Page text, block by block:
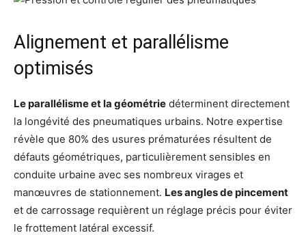
Alignement et parallélisme
optimisés
Le parallélisme et la géométrie déterminent directement
la longévité des pneumatiques urbains. Notre expertise
révèle que 80% des usures prématurées résultent de
défauts géométriques, particulièrement sensibles en
conduite urbaine avec ses nombreux virages et
manœuvres de stationnement. Les angles de pincement
et de carrossage requièrent un réglage précis pour éviter
le frottement latéral excessif.